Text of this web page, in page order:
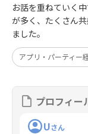
お話を重ねていく
が多く、たくさん
ました。
アプリ・パーティー
プロフィー
Uさん